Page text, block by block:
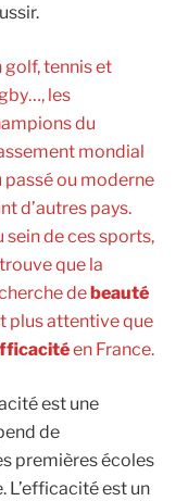
golf, tennis et
les
du
mondial
passé ou moderne
d’autres pays.
sein de ces sports,
que la
debeauté
plus attentive que
en France.
est une
de
premières écoles
L’efficacité est un